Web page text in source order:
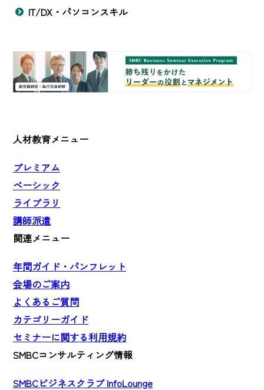
IT/DX・パソコンスキル
人材教育メニュー
プレミアム
ベーシック
ライブラリ
講師派遣
関連メニュー
年間ガイド・パンフレット
会場のご案内
よくあるご質問
カテゴリーガイド
セミナーに関する利用規約
SMBCコンサルティング情報
SMBCビジネスクラブ InfoLounge